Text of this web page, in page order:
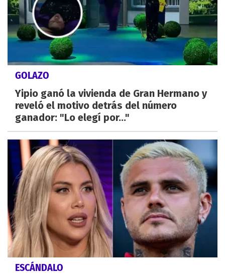
GOLAZO
Yipio ganó la vivienda de Gran Hermano y
reveló el motivo detrás del número
ganador: "Lo elegí por..."
ESCÁNDALO